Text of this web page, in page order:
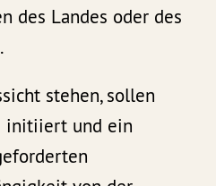
des Landes oder des
stehen, sollen
initiiert und ein